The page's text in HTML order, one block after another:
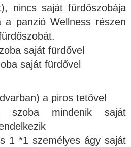
nincs saját fürdőszobája
a panzió Wellness részen
saját fürdővel
saját fürdővel
a piros tetővel
szoba mindenik saját
1 *1 személyes ágy saját